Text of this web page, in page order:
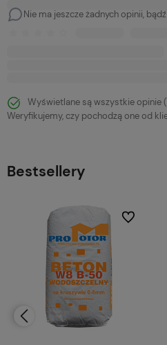
Nie ma jeszcze żadnych opinii,
Wyświetlane są wszystkie opinie
Weryfikujemy, czy pochodzą one od
Bestsellery
Do